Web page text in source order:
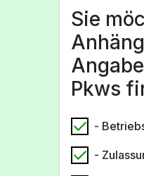
Sie
Pkws
-
-